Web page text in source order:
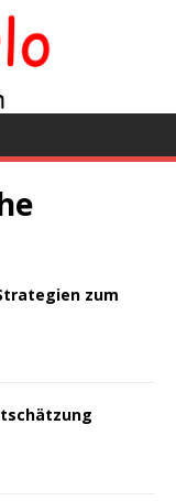
zum